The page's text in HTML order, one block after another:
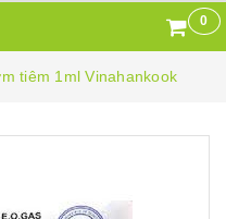
0
tiêm 1ml Vinahankook